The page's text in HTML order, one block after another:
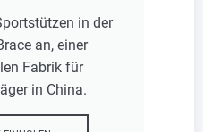
in der
an, einer
Fabrik für
in China.